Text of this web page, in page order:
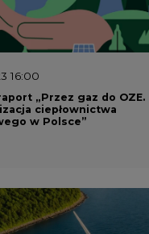
16:00
„Przez gaz do OZE.
ciepłownictwa
w Polsce”